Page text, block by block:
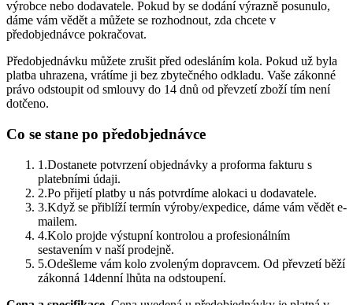
výrobce nebo dodavatele. Pokud by se dodání výrazně posunulo,
dáme vám vědět a můžete se rozhodnout, zda chcete v
předobjednávce pokračovat.
Předobjednávku můžete zrušit před odesláním kola. Pokud už byla
platba uhrazena, vrátíme ji bez zbytečného odkladu. Vaše zákonné
právo odstoupit od smlouvy do 14 dnů od převzetí zboží tím není
dotčeno.
Co se stane po předobjednávce
1.Dostanete potvrzení objednávky a proforma fakturu s
platebními údaji.
2.Po přijetí platby u nás potvrdíme alokaci u dodavatele.
3.Když se přiblíží termín výroby/expedice, dáme vám vědět e-
mailem.
4.Kolo projde výstupní kontrolou a profesionálním
sestavením v naší prodejně.
5.Odešleme vám kolo zvoleným dopravcem. Od převzetí běží
zákonná 14denní lhůta na odstoupení.